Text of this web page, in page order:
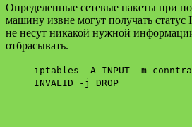
Определенные сетевые пакеты при
машину извне могут получать
не несут никакой нужной
отбрасывать.
iptables -A INPUT -m
INVALID -j DROP